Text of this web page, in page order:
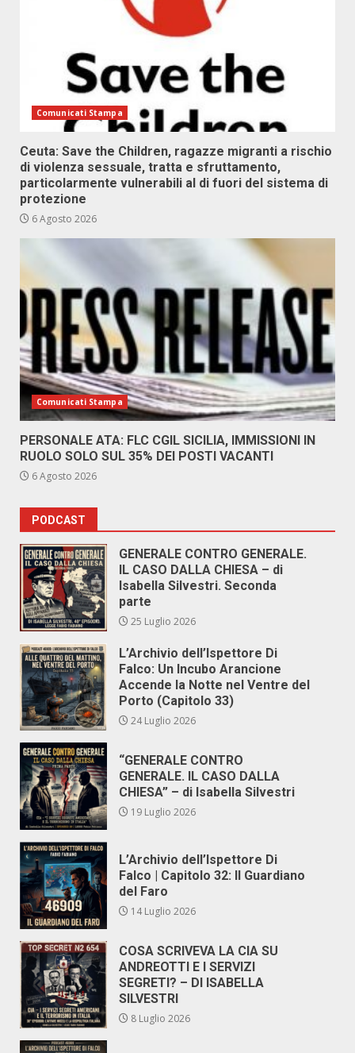
Comunicati Stampa
Ceuta: Save the Children, ragazze migranti a rischio
di violenza sessuale, tratta e sfruttamento,
particolarmente vulnerabili al di fuori del sistema di
protezione
6 Agosto 2026
Comunicati Stampa
PERSONALE ATA: FLC CGIL SICILIA, IMMISSIONI IN
RUOLO SOLO SUL 35% DEI POSTI VACANTI
6 Agosto 2026
PODCAST
GENERALE CONTRO GENERALE.
IL CASO DALLA CHIESA – di
Isabella Silvestri. Seconda
parte
25 Luglio 2026
L’Archivio dell’Ispettore Di
Falco: Un Incubo Arancione
Accende la Notte nel Ventre del
Porto (Capitolo 33)
24 Luglio 2026
“GENERALE CONTRO
GENERALE. IL CASO DALLA
CHIESA” – di Isabella Silvestri
19 Luglio 2026
L’Archivio dell’Ispettore Di
Falco | Capitolo 32: Il Guardiano
del Faro
14 Luglio 2026
COSA SCRIVEVA LA CIA SU
ANDREOTTI E I SERVIZI
SEGRETI? – DI ISABELLA
SILVESTRI
8 Luglio 2026